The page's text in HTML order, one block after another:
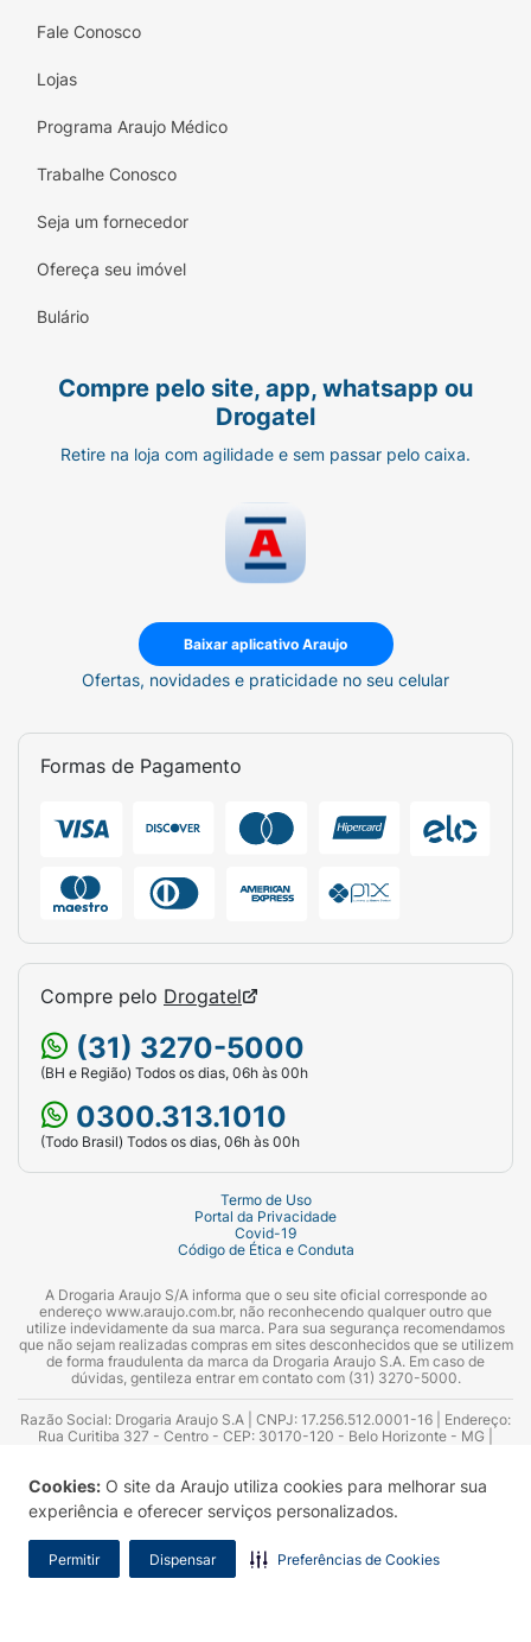
Cookies: O site da Araujo utiliza cookies para melhorar sua
experiência e oferecer serviços personalizados.
Permitir Dispensar Preferências de Cookies
Fale Conosco
Lojas
Programa Araujo Médico
Trabalhe Conosco
Seja um fornecedor
Ofereça seu imóvel
Bulário
Compre pelo site, app, whatsapp ou
Drogatel
Retire na loja com agilidade e sem passar pelo caixa.
Baixar aplicativo Araujo
Ofertas, novidades e praticidade no seu celular
Formas de Pagamento
Compre pelo Drogatel
(31) 3270-5000
(BH e Região) Todos os dias, 06h às 00h
0300.313.1010
(Todo Brasil) Todos os dias, 06h às 00h
Termo de Uso
Portal da Privacidade
Covid-19
Código de Ética e Conduta
A Drogaria Araujo S/A informa que o seu site oficial corresponde ao
endereço www.araujo.com.br, não reconhecendo qualquer outro que
utilize indevidamente da sua marca. Para sua segurança recomendamos
que não sejam realizadas compras em sites desconhecidos que se utilizem
de forma fraudulenta da marca da Drogaria Araujo S.A. Em caso de
dúvidas, gentileza entrar em contato com (31) 3270-5000.
Razão Social: Drogaria Araujo S.A | CNPJ: 17.256.512.0001-16 | Endereço:
Rua Curitiba 327 - Centro - CEP: 30170-120 - Belo Horizonte - MG |
Azevedo Guimarães – CRF 10.965 | Yasmin Silva Alvarenga – CRF 52.584 -
Consultor substituto: Thiago Aguiar Pinheiro - CRF Nº 13.748. Alvará
Sanitário: 2025020713 | Autorização de Funcionamento da Empresa (AFE):